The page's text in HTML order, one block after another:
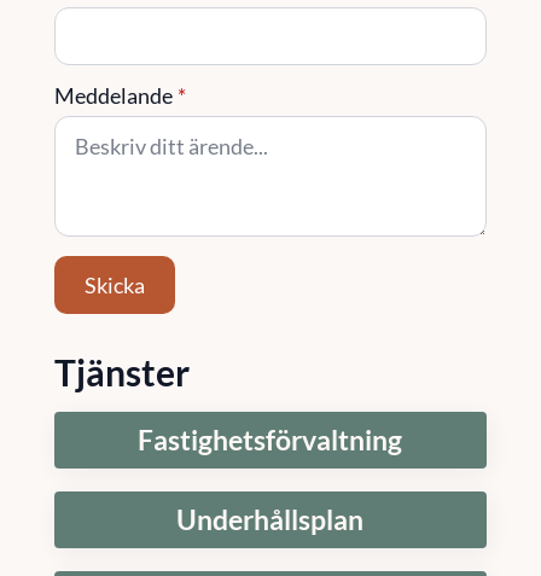
Meddelande *
Skicka
Tjänster
Fastighetsförvaltning
Underhållsplan